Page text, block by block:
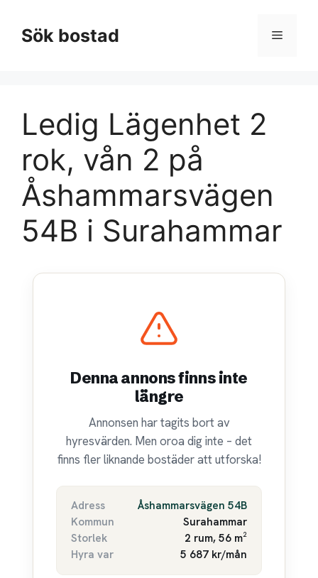
innehållSök bostad Meny
Ledig Lägenhet 2
rok, vån 2 på
Åshammarsvägen
54B i Surahammar
Denna annons finns inte
längre
Annonsen har tagits bort av
hyresvärden. Men oroa dig inte – det
finns fler liknande bostäder att utforska!
Adress
Åshammarsvägen 54B
Kommun
Surahammar
Storlek
2 rum, 56 m²
Hyra var
5 687 kr/mån